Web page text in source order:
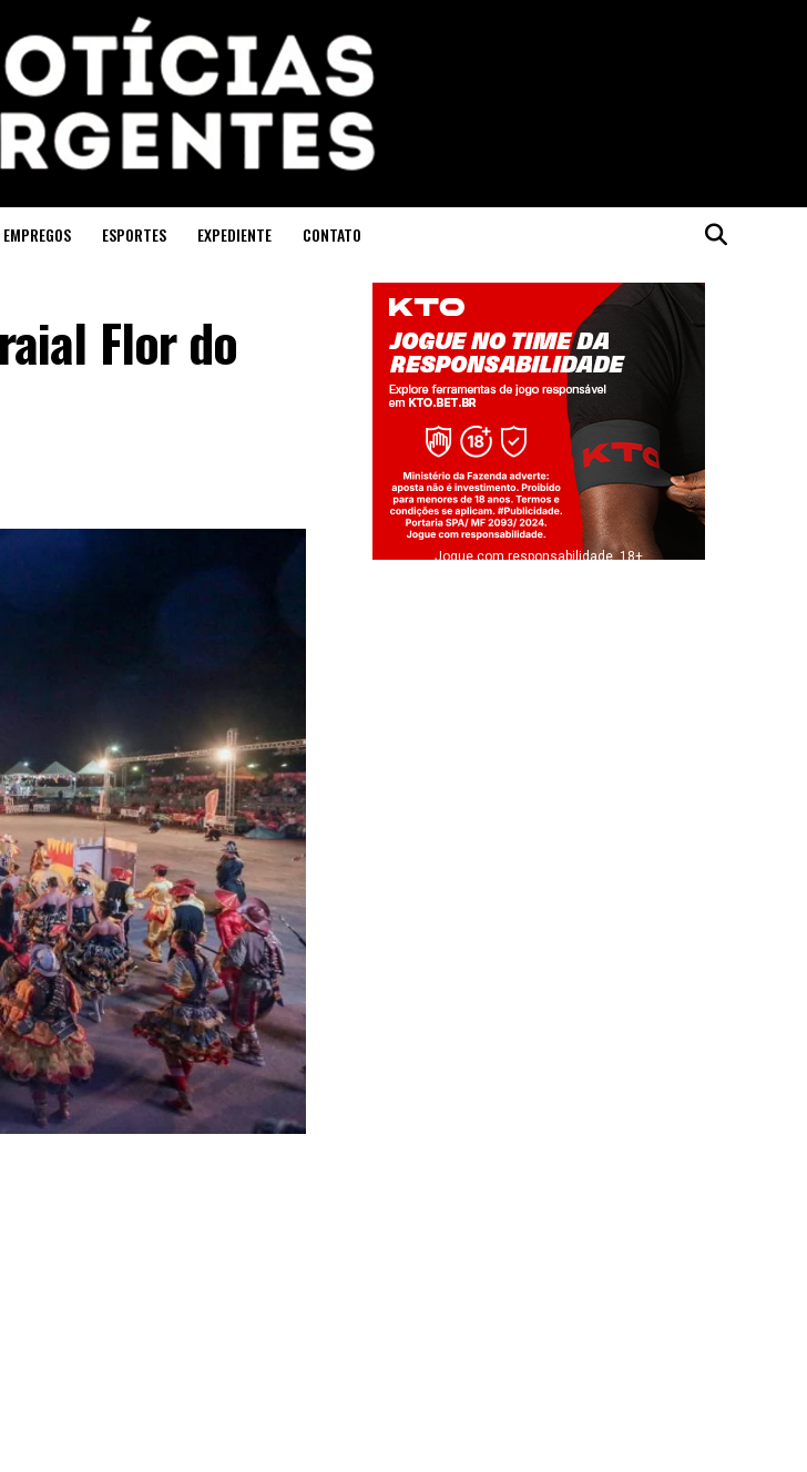
EMPREGOS ESPORTES EXPEDIENTE CONTATO
Flor do
Jogue com responsabilidade. 18+